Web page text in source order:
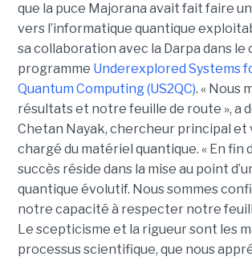
que la puce Majorana avait fait faire
vers l’informatique quantique
sa collaboration avec la Darpa dans le
programme Underexplored Systems
Quantum Computing (US2QC). « Nous
résultats et notre feuille de route », a
Chetan Nayak, chercheur principal
chargé du matériel quantique. « En fin
succès réside dans la mise au point
quantique évolutif. Nous sommes
notre capacité à respecter notre
Le scepticisme et la rigueur sont les
processus scientifique, que nous